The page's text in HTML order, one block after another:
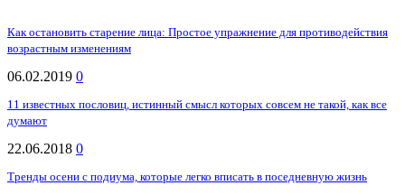
Как остановить старение лица: Простое упражнение для противодействия
возрастным изменениям
06.02.2019 0
11 известных пословиц, истинный смысл которых совсем не такой, как все
думают
22.06.2018 0
Тренды осени с подиума, которые легко вписать в поседневную жизнь